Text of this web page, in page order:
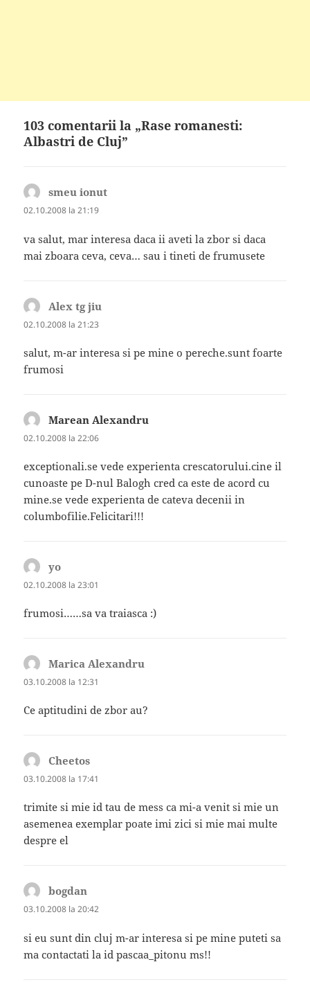
103 comentarii la „Rase romanesti:
Albastri de Cluj”
smeu ionut
02.10.2008 la 21:19
va salut, mar interesa daca ii aveti la zbor si daca
mai zboara ceva, ceva… sau i tineti de frumusete
Alex tg jiu
02.10.2008 la 21:23
salut, m-ar interesa si pe mine o pereche.sunt foarte
frumosi
Marean Alexandru
02.10.2008 la 22:06
exceptionali.se vede experienta crescatorului.cine il
cunoaste pe D-nul Balogh cred ca este de acord cu
mine.se vede experienta de cateva decenii in
columbofilie.Felicitari!!!
yo
02.10.2008 la 23:01
frumosi……sa va traiasca :)
Marica Alexandru
03.10.2008 la 12:31
Ce aptitudini de zbor au?
Cheetos
03.10.2008 la 17:41
trimite si mie id tau de mess ca mi-a venit si mie un
asemenea exemplar poate imi zici si mie mai multe
despre el
bogdan
03.10.2008 la 20:42
si eu sunt din cluj m-ar interesa si pe mine puteti sa
ma contactati la id pascaa_pitonu ms!!